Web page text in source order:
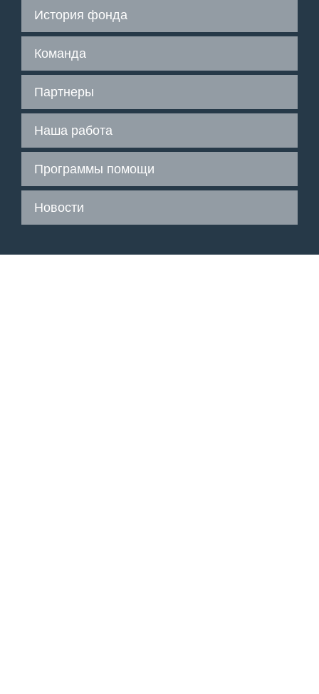
История фонда
Команда
Партнеры
Наша работа
Программы помощи
Новости